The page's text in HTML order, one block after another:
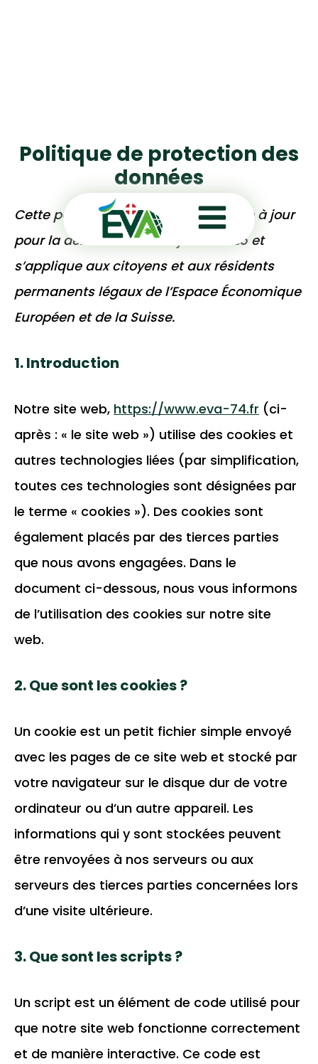
Politique de protection des
données
Cette politique de cookies a été mise à jour
pour la dernière fois le 18 juillet 2025 et
s’applique aux citoyens et aux résidents
permanents légaux de l’Espace Économique
Européen et de la Suisse.
1. Introduction
Notre site web, https://www.eva-74.fr (ci-
après : « le site web ») utilise des cookies et
autres technologies liées (par simplification,
toutes ces technologies sont désignées par
le terme « cookies »). Des cookies sont
également placés par des tierces parties
que nous avons engagées. Dans le
document ci-dessous, nous vous informons
de l’utilisation des cookies sur notre site
web.
2. Que sont les cookies ?
Un cookie est un petit fichier simple envoyé
avec les pages de ce site web et stocké par
votre navigateur sur le disque dur de votre
ordinateur ou d’un autre appareil. Les
informations qui y sont stockées peuvent
être renvoyées à nos serveurs ou aux
serveurs des tierces parties concernées lors
d’une visite ultérieure.
3. Que sont les scripts ?
Un script est un élément de code utilisé pour
que notre site web fonctionne correctement
et de manière interactive. Ce code est